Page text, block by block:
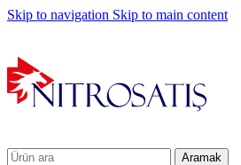
Skip to navigation Skip to main content
Aramak